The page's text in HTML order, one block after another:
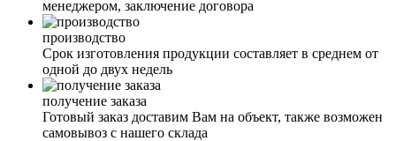
менеджером, заключение договора
производство
Срок изготовления продукции составляет в среднем от
одной до двух недель
получение заказа
Готовый заказ доставим Вам на объект, также возможен
самовывоз с нашего склада